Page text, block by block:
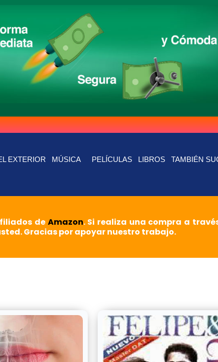
EXTERIOR MÚSICA PELÍCULAS LIBROS TAMBIÉN
de Amazon. Si realiza una compra a
Gracias por apoyar nuestro trabajo.